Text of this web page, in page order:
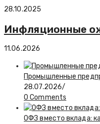
28.10.2025
Инфляционные
11.06.2026
Промышленные
28.07.2026/
0 Comments
ОФЗ вместо вклада: